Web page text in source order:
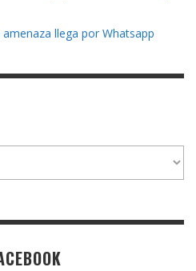
llega por Whatsapp